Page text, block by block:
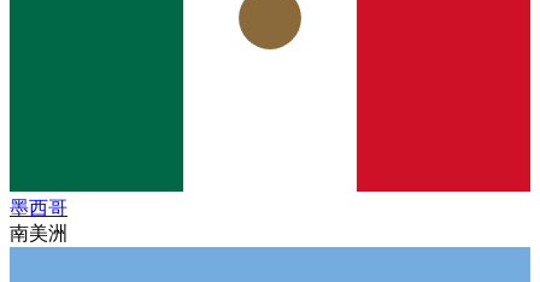
墨西哥
南美洲